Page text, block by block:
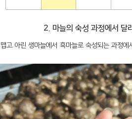
2. 마늘의 숙성 과정에서 달
맵고 아린 생마늘에서 흑마늘로 숙성되는 과정에